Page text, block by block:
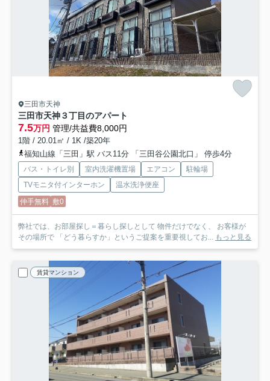
三田市天神
三田市天神３丁目のアパート
7.5万円 管理/共益費8,000円
1階 / 20.01㎡ / 1K /築20年
福知山線「三田」駅 バス11分 「三田谷公園北口」 停歩4分
バス・トイレ別 室内洗濯機置場 エアコン
駐輪場
TVモニタ付インターホン
温水洗浄便座
仲手無料 敷0
弊社では、お部屋探し＝暮らし探しとして 物件だけでなく、 お客様が
その場所で 「どう暮らすか」というご提案を重要視してお... もっと見る
賃貸マンション